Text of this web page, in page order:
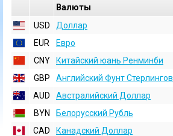
Валюты
USD
Доллар
EUR
Евро
CNY
Китайский юань Ренминби
GBP
Английский Фунт Стерлингов
AUD
Австралийский Доллар
BYN
Белорусский Рубль
CAD
Канадский Доллар